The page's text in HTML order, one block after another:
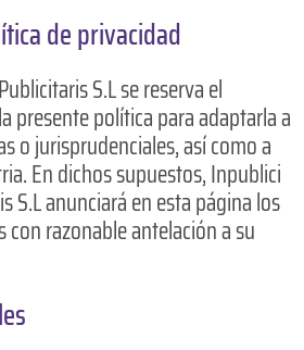
de privacidad
S.L se reserva el
presente política para adaptarla a
o jurisprudenciales, así como a
En dichos supuestos, Inpublici
S.L anunciará en esta página los
razonable antelación a su